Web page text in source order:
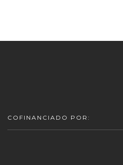
COFINANCIADO POR: